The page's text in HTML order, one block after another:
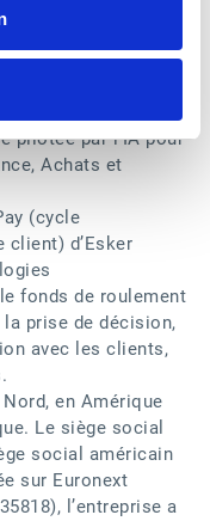
auprès
EMEA,
pilotée par l’IA pour
Achats et
(cycle
client) d’Esker
fonds de roulement
prise de décision,
avec les clients,
en Amérique
Le siège social
social américain
sur Euronext
l’entreprise a